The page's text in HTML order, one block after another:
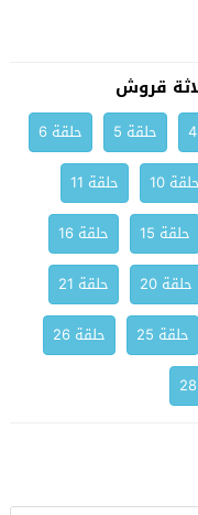
قروش
حلقة 5
حلقة 6
حلقة 10
حلقة 11
حلقة 15
حلقة 16
حلقة 20
حلقة 21
حلقة 25
حلقة 26